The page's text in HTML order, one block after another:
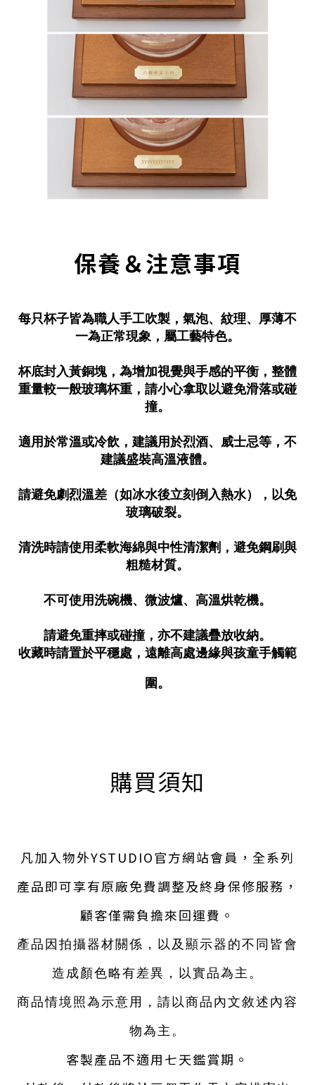
保養＆注意事項
每只杯子皆為職人手工吹製，氣泡、紋理、厚薄不
一為正常現象，屬工藝特色。
杯底封入黃銅塊，為增加視覺與手感的平衡，整體
重量較一般玻璃杯重，請小心拿取以避免滑落或碰
撞。
適用於常溫或冷飲，建議用於烈酒、威士忌等，不
建議盛裝高溫液體。
請避免劇烈溫差（如冰水後立刻倒入熱水），以免
玻璃破裂。
清洗時請使用柔軟海綿與中性清潔劑，避免鋼刷與
粗糙材質。
不可使用洗碗機、微波爐、高溫烘乾機。
請避免重摔或碰撞，亦不建議疊放收納。
收藏時請置於平穩處，遠離高處邊緣與孩童手觸範
圍。
購買須知
凡加入物外YSTUDIO官方網站會員，全系列
產品即可享有原廠免費調整及終身保修服務，
顧客僅需負擔來回運費。
產品因拍攝器材關係，以及顯示器的不同皆會
造成顏色略有差異，以實品為主。
商品情境照為示意用，請以商品內文敘述內容
物為主。
客製產品不適用七天鑑賞期。